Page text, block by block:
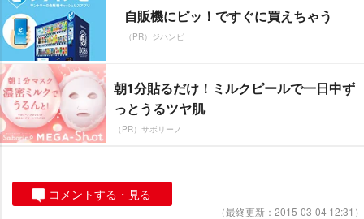
自販機にピッ！ですぐに買えちゃう
（PR）ジハンピ
朝1分貼るだけ！ミルクピールで一日中ず
っとうるツヤ肌
（PR）サボリーノ
コメントする・見る
（最終更新：2015-03-04 12:31）